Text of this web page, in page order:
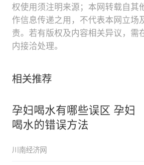
权使用须注明来源；本网转载自其
作信息传递之用，不代表本网立场
责。若有版权及内容相关异议，需
内接洽处理。
相关推荐
孕妇喝水有哪些误区 孕妇
喝水的错误方法
川南经济网